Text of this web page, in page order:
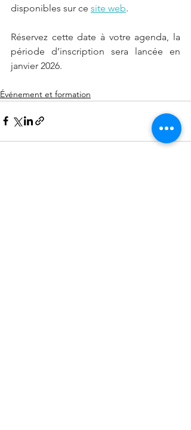
disponibles sur ce site web.
Réservez cette date à votre agenda, la
période d’inscription sera lancée en
janvier 2026.
Événement et formation